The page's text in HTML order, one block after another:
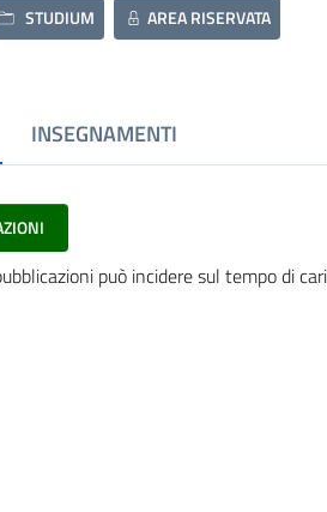
STUDIUM AREA RISERVATA
INSEGNAMENTI
può incidere sul tempo di